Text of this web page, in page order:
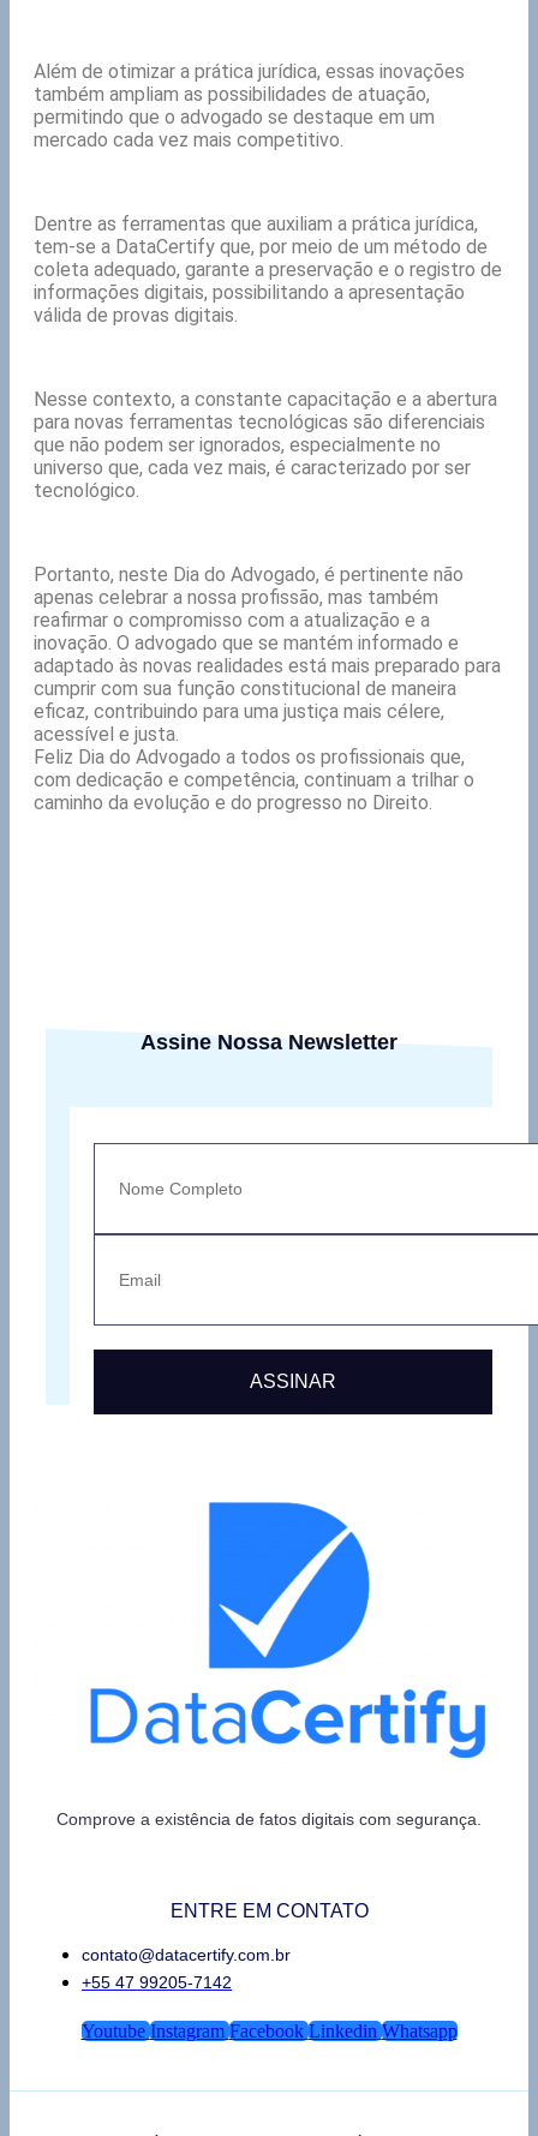
Além de otimizar a prática jurídica, essas inovações
também ampliam as possibilidades de atuação,
permitindo que o advogado se destaque em um
mercado cada vez mais competitivo.
Dentre as ferramentas que auxiliam a prática jurídica,
tem-se a DataCertify que, por meio de um método de
coleta adequado, garante a preservação e o registro de
informações digitais, possibilitando a apresentação
válida de provas digitais.
Nesse contexto, a constante capacitação e a abertura
para novas ferramentas tecnológicas são diferenciais
que não podem ser ignorados, especialmente no
universo que, cada vez mais, é caracterizado por ser
tecnológico.
Portanto, neste Dia do Advogado, é pertinente não
apenas celebrar a nossa profissão, mas também
reafirmar o compromisso com a atualização e a
inovação. O advogado que se mantém informado e
adaptado às novas realidades está mais preparado para
cumprir com sua função constitucional de maneira
eficaz, contribuindo para uma justiça mais célere,
acessível e justa.
Feliz Dia do Advogado a todos os profissionais que,
com dedicação e competência, continuam a trilhar o
caminho da evolução e do progresso no Direito.
Assine Nossa Newsletter
ASSINAR
Comprove a existência de fatos digitais com segurança.
ENTRE EM CONTATO
contato@datacertify.com.br
+55 47 99205-7142
Youtube Instagram Facebook Linkedin Whatsapp